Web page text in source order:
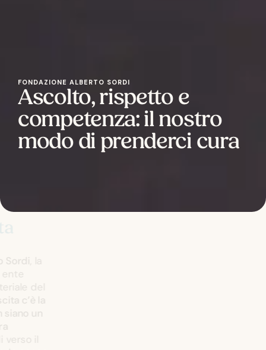
FONDAZIONE ALBERTO SORDI
Ascolto, rispetto e
competenza: il nostro
modo di prenderci cura
Sordi , la
ente
del
c’è la
siano un
il